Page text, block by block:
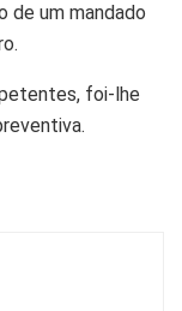
de um mandado
foi-lhe